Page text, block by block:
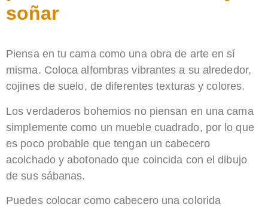
soñar
Piensa en tu cama como una obra de arte en sí
misma. Coloca alfombras vibrantes a su alrededor,
cojines de suelo, de diferentes texturas y colores.
Los verdaderos bohemios no piensan en una cama
simplemente como un mueble cuadrado, por lo que
es poco probable que tengan un cabecero
acolchado y abotonado que coincida con el dibujo
de sus sábanas.
Puedes colocar como cabecero una colorida